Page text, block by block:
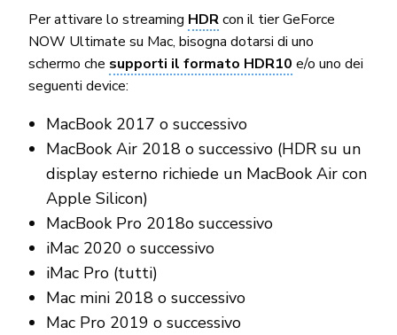
Per attivare lo streaming HDRcon il tierGeForce
NOW Ultimate su Mac, bisogna dotarsi di uno
schermo che supporti il formato HDR10 e/o uno dei
seguenti device:
MacBook 2017 o successivo
MacBook Air 2018 o successivo (HDR su un
display esterno richiede un MacBook Air con
Apple Silicon)
MacBook Pro 2018o successivo
iMac 2020 o successivo
iMac Pro (tutti)
Mac mini 2018 o successivo
Mac Pro 2019 o successivo